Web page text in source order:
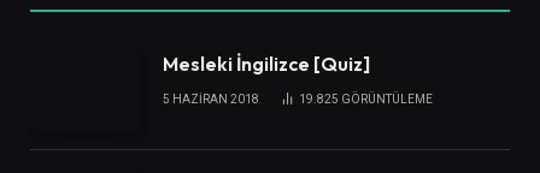
Mesleki İngilizce [Quiz]
5 HAZIRAN 2018 19.825 GÖRÜNTÜLEME